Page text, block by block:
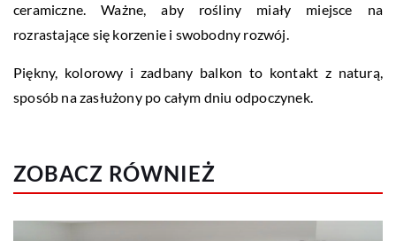
ceramiczne. Ważne, aby rośliny miały miejsce na
rozrastające się korzenie i swobodny rozwój.
Piękny, kolorowy i zadbany balkon to kontakt z naturą,
sposób na zasłużony po całym dniu odpoczynek.
ZOBACZ RÓWNIEŻ